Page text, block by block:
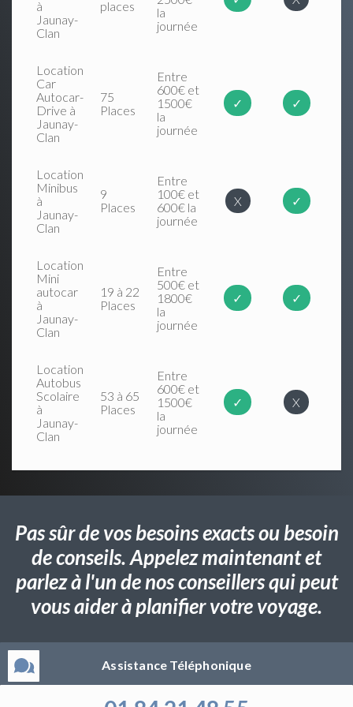
à
Jaunay-
Clan
places
la
journée
Location
Car
Autocar-
Drive à
Jaunay-
Clan
75
Places
Entre
600€ et
1500€
la
journée
✓ ✓
Location
Minibus
à
Jaunay-
Clan
9
Places
Entre
100€ et
600€ la
journée
X ✓
Location
Mini
autocar
à
Jaunay-
Clan
19 à 22
Places
Entre
500€ et
1800€
la
journée
✓ ✓
Location
Autobus
Scolaire
à
Jaunay-
Clan
53 à 65
Places
Entre
600€ et
1500€
la
journée
✓ X
Pas sûr de vos besoins exacts ou besoin
de conseils. Appelez maintenant et
parlez à l'un de nos conseillers qui peut
vous aider à planifier votre voyage.
Assistance Téléphonique